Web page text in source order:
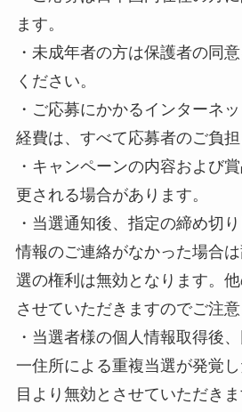
ます。
・未成年者の方は保護者の同
ください。
・ご応募にかかるインターネ
経費は、すべて応募者のご負担
・キャンペーンの内容および
更される場合があります。
・当選通知後、指定の締め切
情報のご連絡がなかった場合
選の権利は無効となります。
させていただきますのでご注意
・当選者様の個人情報取得後
一住所による重複当選が発覚
目より無効とさせていただきま